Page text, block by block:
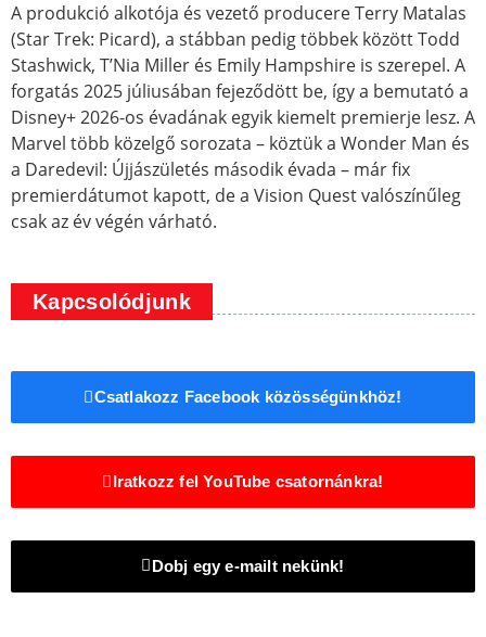
A produkció alkotója és vezető producere Terry Matalas
(Star Trek: Picard), a stábban pedig többek között Todd
Stashwick, T’Nia Miller és Emily Hampshire is szerepel. A
forgatás 2025 júliusában fejeződött be, így a bemutató a
Disney+ 2026-os évadának egyik kiemelt premierje lesz. A
Marvel több közelgő sorozata – köztük a Wonder Man és
a Daredevil: Újjászületés második évada – már fix
premierdátumot kapott, de a Vision Quest valószínűleg
csak az év végén várható.
Kapcsolódjunk
Csatlakozz Facebook közösségünkhöz!
Iratkozz fel YouTube csatornánkra!
Dobj egy e-mailt nekünk!